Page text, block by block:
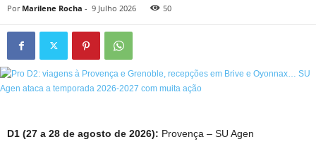
Por Marilene Rocha - 9 Julho 2026 50
D1 (27 a 28 de agosto de 2026): Provença – SU Agen